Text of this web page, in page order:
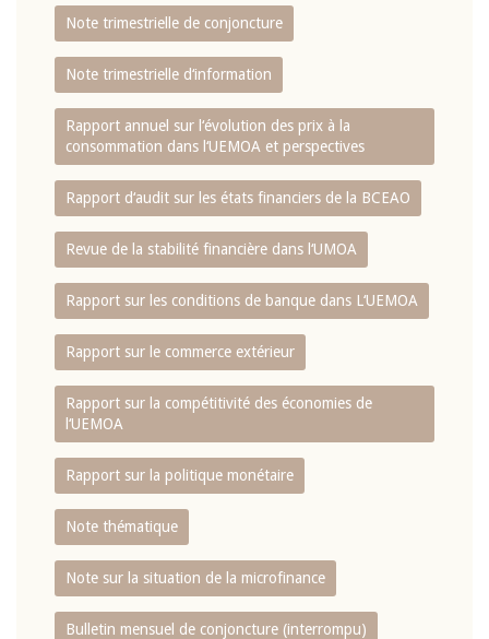
Note trimestrielle de conjoncture
Note trimestrielle d‘information
Rapport annuel sur l‘évolution des prix à la
consommation dans l‘UEMOA et perspectives
Rapport d‘audit sur les états financiers de la BCEAO
Revue de la stabilité financière dans l‘UMOA
Rapport sur les conditions de banque dans L‘UEMOA
Rapport sur le commerce extérieur
Rapport sur la compétitivité des économies de
l‘UEMOA
Rapport sur la politique monétaire
Note thématique
Note sur la situation de la microfinance
Bulletin mensuel de conjoncture (interrompu)